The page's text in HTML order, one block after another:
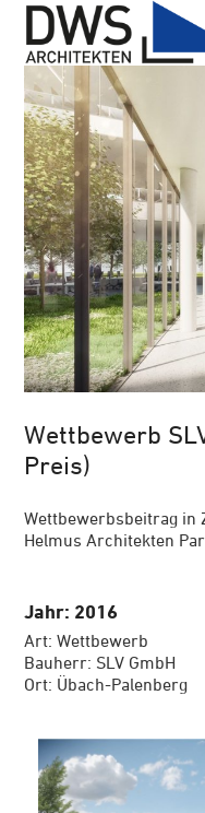
Skip
content
Open
mobile
menu
Close
mobile
menu
Wettbewerb
Preis)
Wettbewerbsbeitrag in
Helmus Architekten
Jahr: 2016
Art: Wettbewerb
Bauherr: SLV GmbH
Ort: Übach-Palenberg